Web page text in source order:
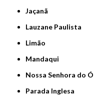
Jaçanã
Lauzane Paulista
Limão
Mandaqui
Nossa Senhora do Ó
Parada Inglesa